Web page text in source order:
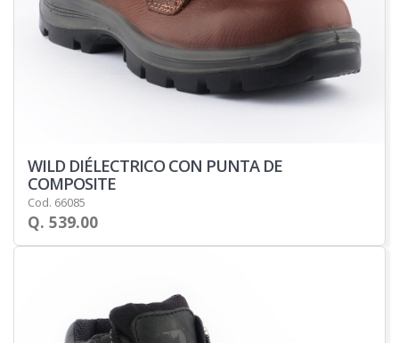
WILD DIÉLECTRICO CON PUNTA DE
COMPOSITE
Cod. 66085
Q. 539.00